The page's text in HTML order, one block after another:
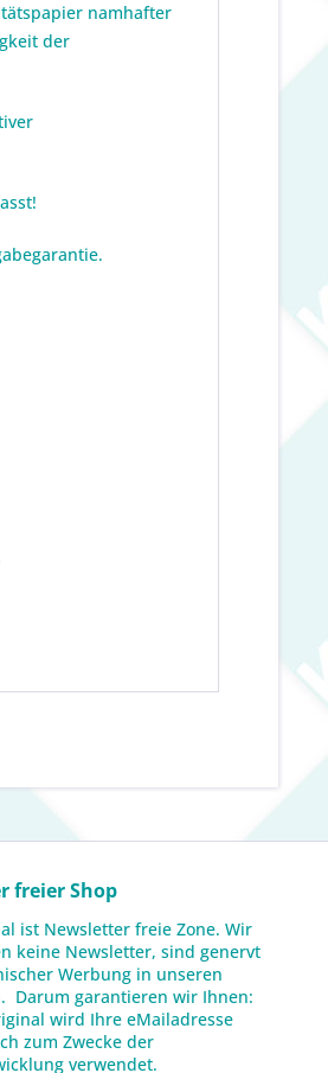
namhafter
der
freier Shop
ist Newsletter freie Zone. Wir
keine Newsletter, sind genervt
Werbung in unseren
Darum garantieren wir Ihnen:
wird Ihre eMailadresse
zum Zwecke der
verwendet.